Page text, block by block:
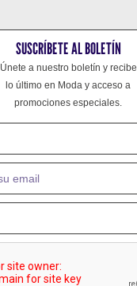
SUSCRÍBETE AL BOLETÍN
Únete a nuestro boletín y recibe
lo último en Moda y acceso a
promociones especiales.